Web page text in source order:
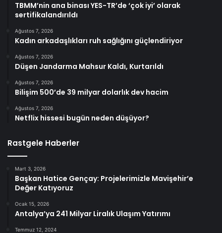
TBMM’nin ana binası YES-TR’de ‘çok iyi’ olarak
sertifikalandırıldı
Ağustos 7, 2026
Kadın arkadaşlıkları ruh sağlığını güçlendiriyor
Ağustos 7, 2026
Düşen Jandarma Mahsur Kaldı, Kurtarıldı
Ağustos 7, 2026
Bilişim 500’de 39 milyar dolarlık dev hacim
Ağustos 7, 2026
Netflix hissesi bugün neden düşüyor?
Rastgele Haberler
Mart 3, 2026
Başkan Hatice Gençay: Projelerimizle Mavişehir’e
Değer Katıyoruz
Ocak 15, 2026
Antalya’ya 241 Milyar Liralık Ulaşım Yatırımı
Temmuz 12, 2024